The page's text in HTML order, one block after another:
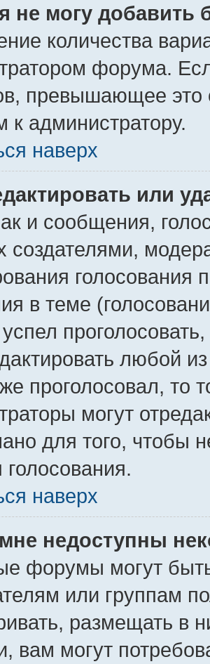
не могу добавить
количества
форума.
превышающее это
к администратору.
наверх
или
и сообщения,
создателями,
голосования
в теме
любой
проголосовал, то
могут
для того, чтобы
наверх
недоступны
форумы могут
или группам
размещать в
вам могут